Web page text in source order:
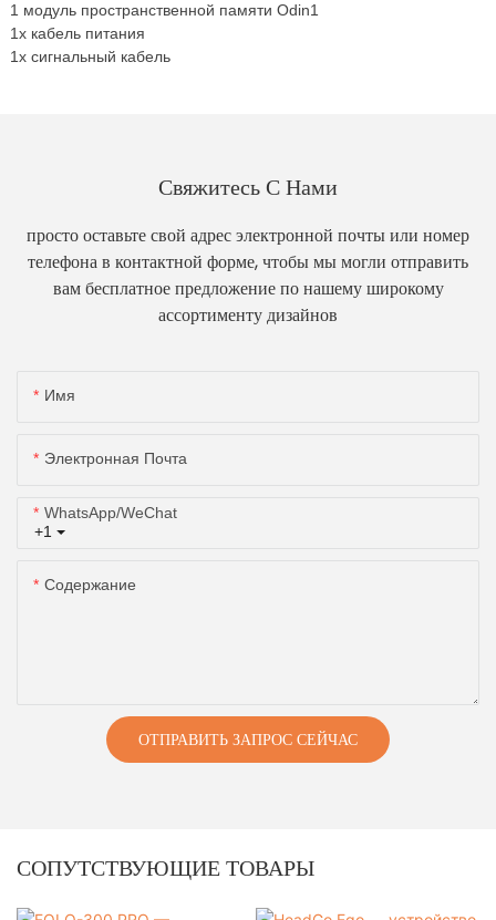
1 модуль пространственной памяти Odin1
1x кабель питания
1x сигнальный кабель
Свяжитесь С Нами
просто оставьте свой адрес электронной почты или номер
телефона в контактной форме, чтобы мы могли отправить
вам бесплатное предложение по нашему широкому
ассортименту дизайнов
Имя
Электронная Почта
+1
WhatsApp/WeChat
Содержание
ОТПРАВИТЬ ЗАПРОС СЕЙЧАС
СОПУТСТВУЮЩИЕ ТОВАРЫ